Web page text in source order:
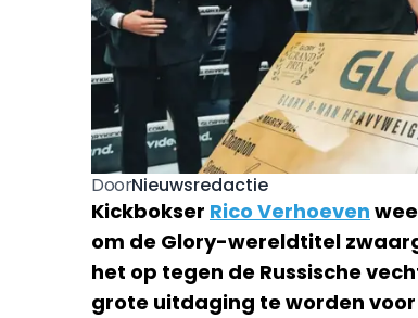
DoorNieuwsredactie
Kickbokser Rico Verhoeven
om de Glory-wereldtitel
het op tegen de Russische
grote uitdaging te worden